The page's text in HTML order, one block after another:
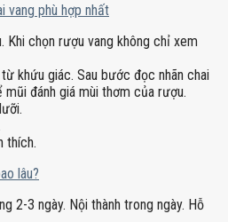
vang phù hợp nhất
Khi chọn rượu vang không chỉ xem
khứu giác. Sau bước đọc nhãn chai
đánh giá mùi thơm của rượu.
thích.
lâu?
2-3 ngày. Nội thành trong ngày. Hỗ